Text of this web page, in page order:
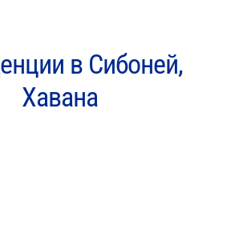
в Сибоней,
Хавана